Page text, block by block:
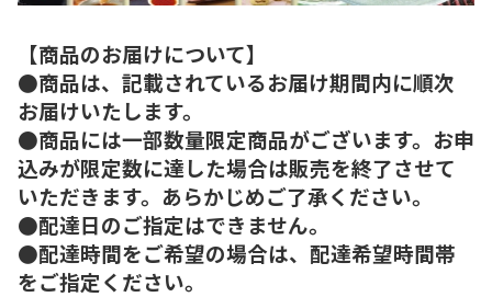
【商品のお届けについて】
●商品は、記載されているお届け期間内に順次
お届けいたします。
●商品には一部数量限定商品がございます。お申
込みが限定数に達した場合は販売を終了させて
いただきます。あらかじめご了承ください。
●配達日のご指定はできません。
●配達時間をご希望の場合は、配達希望時間帯
をご指定ください。